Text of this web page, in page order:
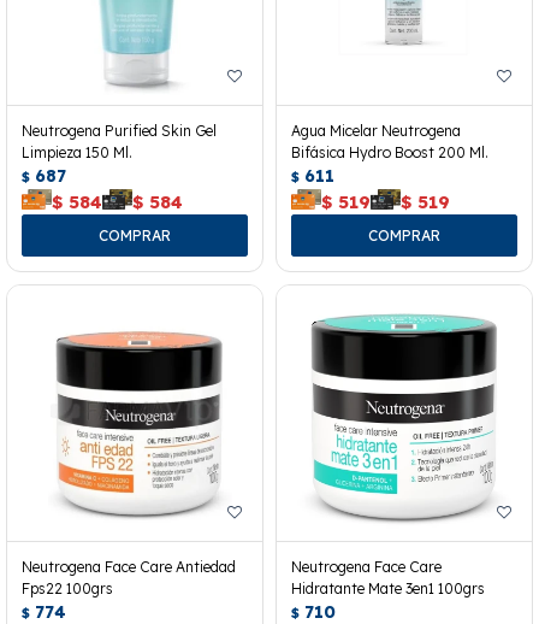
Neutrogena Purified Skin Gel
Limpieza 150 Ml.
$ 687
$ 584 $ 584
Agua Micelar Neutrogena
Bifásica Hydro Boost 200 Ml.
$ 611
$ 519 $ 519
Neutrogena Face Care Antiedad
Fps22 100grs
$ 774
Neutrogena Face Care
Hidratante Mate 3en1 100grs
$ 710